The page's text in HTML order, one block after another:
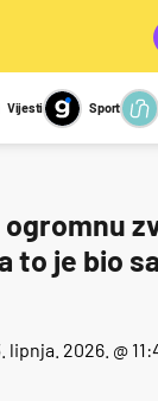
Miks Kviz
Vijesti Sport
ogromnu
to je bio
lipnja. 2026. @